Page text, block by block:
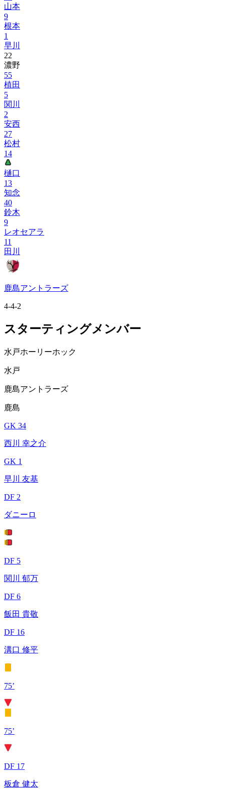
山本
9
根本
1
早川
22
濃野
55
植田
5
関川
2
安西
27
松村
14
樋口
13
知念
40
鈴木
9
レオセアラ
11
田川
鹿島アントラーズ
4-4-2
スターティングメンバー
水戸ホーリーホック
水戸
鹿島アントラーズ
鹿島
GK 34
西川 幸之介
GK 1
早川 友基
DF 2
ダニーロ
DF 5
関川 郁万
DF 6
飯田 貴敬
DF 16
溝口 修平
75’
75’
DF 17
板倉 健太